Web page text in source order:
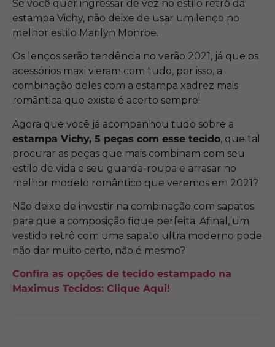
Se você quer ingressar de vez no estilo retrô da
estampa Vichy, não deixe de usar um lenço no
melhor estilo Marilyn Monroe.
Os lenços serão tendência no verão 2021, já que os
acessórios maxi vieram com tudo, por isso, a
combinação deles com a estampa xadrez mais
romântica que existe é acerto sempre!
Agora que você já acompanhou tudo sobre a
estampa Vichy, 5 peças com esse tecido, que tal
procurar as peças que mais combinam com seu
estilo de vida e seu guarda-roupa e arrasar no
melhor modelo romântico que veremos em 2021?
Não deixe de investir na combinação com sapatos
para que a composição fique perfeita. Afinal, um
vestido retrô com uma sapato ultra moderno pode
não dar muito certo, não é mesmo?
Confira as opções de tecido estampado na
Maximus Tecidos: Clique Aqui!